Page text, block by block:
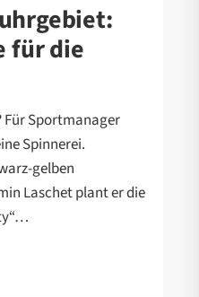
für die
Für Sportmanager
Spinnerei.
gelben
Laschet plant er die